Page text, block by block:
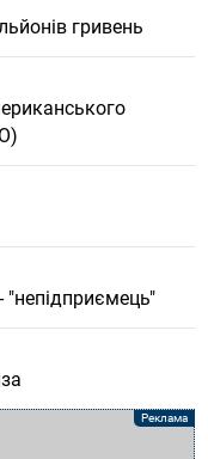
гривень
"непідприємець"